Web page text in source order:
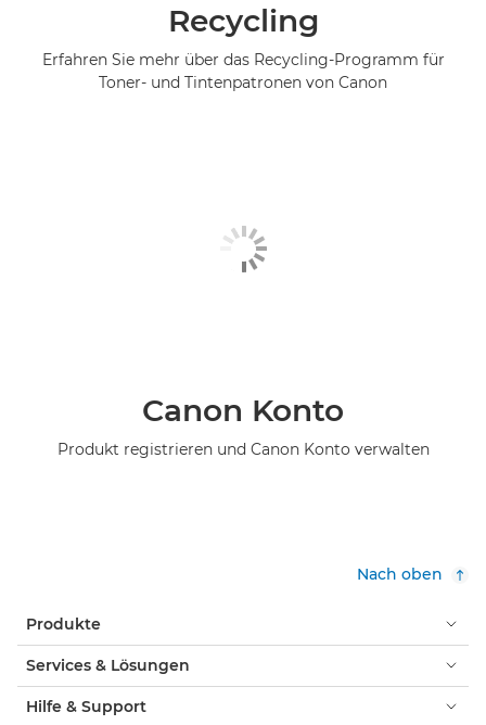
Recycling
Erfahren Sie mehr über das Recycling-Programm für
Toner- und Tintenpatronen von Canon
Canon Konto
Produkt registrieren und Canon Konto verwalten
Nach oben
Produkte
Services & Lösungen
Hilfe & Support